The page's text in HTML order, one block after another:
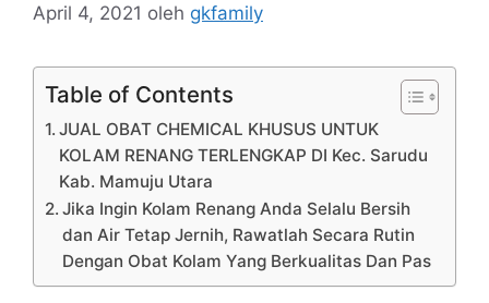
April 4, 2021 oleh gkfamily
Table of Contents
JUAL OBAT CHEMICAL KHUSUS UNTUK
KOLAM RENANG TERLENGKAP DI Kec. Sarudu
Kab. Mamuju Utara
Jika Ingin Kolam Renang Anda Selalu Bersih
dan Air Tetap Jernih, Rawatlah Secara Rutin
Dengan Obat Kolam Yang Berkualitas Dan Pas